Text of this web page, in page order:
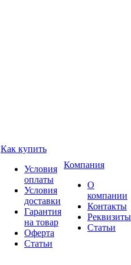
Как купить
Условия
оплаты
Условия
доставки
Гарантия
на товар
Оферта
Статьи
Компания
О
компании
Контакты
Реквизиты
Статьи